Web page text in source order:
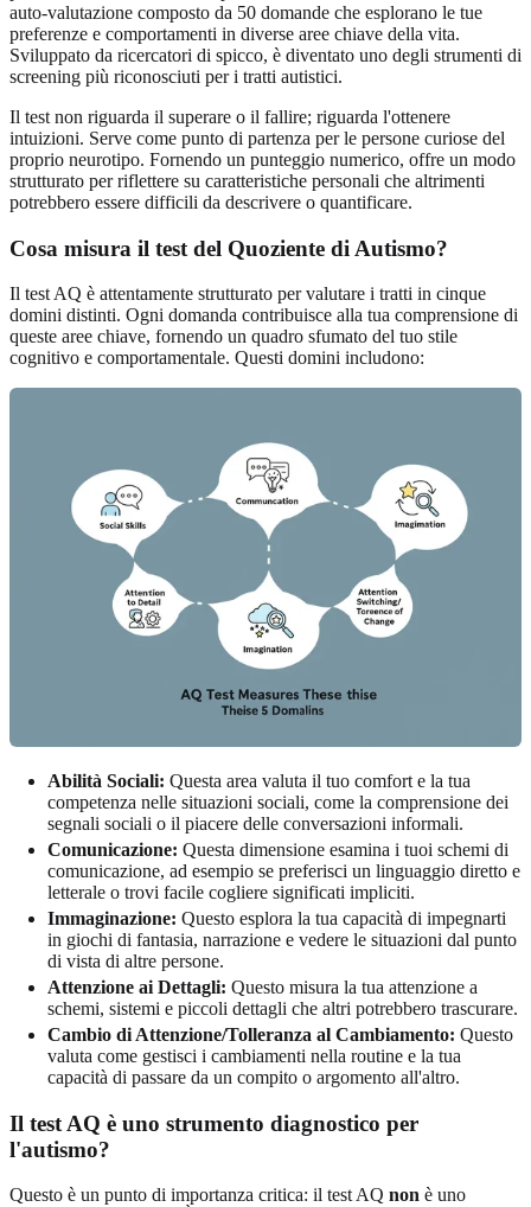
auto-valutazione composto da 50 domande che esplorano le tue
preferenze e comportamenti in diverse aree chiave della vita.
Sviluppato da ricercatori di spicco, è diventato uno degli strumenti di
screening più riconosciuti per i tratti autistici.
Il test non riguarda il superare o il fallire; riguarda l'ottenere
intuizioni. Serve come punto di partenza per le persone curiose del
proprio neurotipo. Fornendo un punteggio numerico, offre un modo
strutturato per riflettere su caratteristiche personali che altrimenti
potrebbero essere difficili da descrivere o quantificare.
Cosa misura il test del Quoziente di Autismo?
Il test AQ è attentamente strutturato per valutare i tratti in cinque
domini distinti. Ogni domanda contribuisce alla tua comprensione di
queste aree chiave, fornendo un quadro sfumato del tuo stile
cognitivo e comportamentale. Questi domini includono:
Abilità Sociali: Questa area valuta il tuo comfort e la tua
competenza nelle situazioni sociali, come la comprensione dei
segnali sociali o il piacere delle conversazioni informali.
Comunicazione: Questa dimensione esamina i tuoi schemi di
comunicazione, ad esempio se preferisci un linguaggio diretto e
letterale o trovi facile cogliere significati impliciti.
Immaginazione: Questo esplora la tua capacità di impegnarti
in giochi di fantasia, narrazione e vedere le situazioni dal punto
di vista di altre persone.
Attenzione ai Dettagli: Questo misura la tua attenzione a
schemi, sistemi e piccoli dettagli che altri potrebbero trascurare.
Cambio di Attenzione/Tolleranza al Cambiamento: Questo
valuta come gestisci i cambiamenti nella routine e la tua
capacità di passare da un compito o argomento all'altro.
Il test AQ è uno strumento diagnostico per
l'autismo?
Questo è un punto di importanza critica: il test AQ non è uno